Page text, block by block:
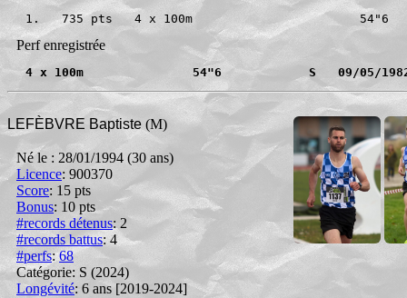
1.   735 pts   4 x 100m                       54"6
Perf enregistrée
4 x 100m               54"6            S   09/05/
LEFÈBVRE Baptiste (M)
Né le : 28/01/1994 (30 ans)
Licence: 900370
Score: 15 pts
Bonus: 10 pts
#records détenus: 2
#records battus: 4
#perfs:68
Catégorie: S (2024)
Longévité: 6 ans [2019-2024]